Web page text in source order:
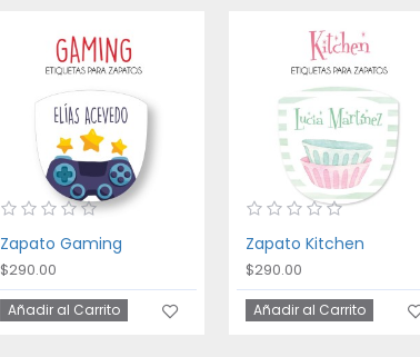
Zapato Gaming
$290.00
Añadir al Carrito
Zapato Kitchen
$290.00
Añadir al Carrito